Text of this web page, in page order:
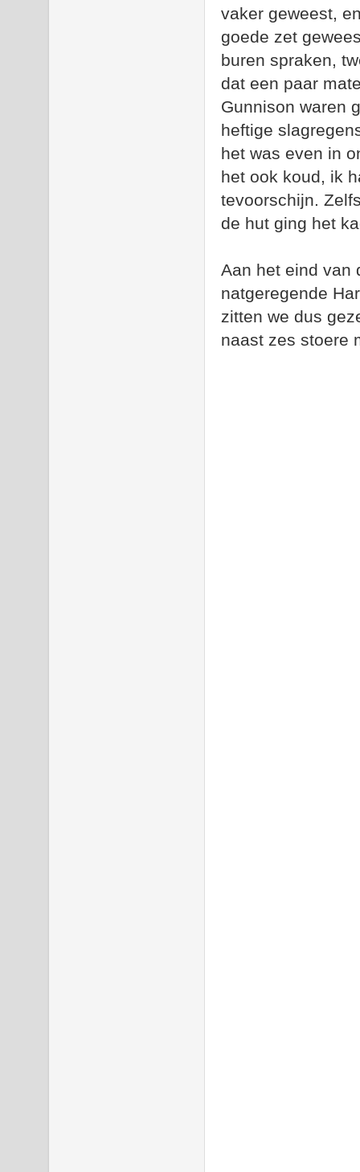
vaker geweest,
goede zet
buren spraken,
dat een paar
Gunnison waren
heftige
het was even in
het ook koud, ik
tevoorschijn.
de hut ging het
Aan het eind van
natgeregende
zitten we dus
naast zes stoere